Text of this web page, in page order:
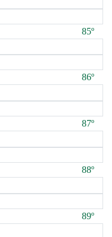
85º
86º
87º
88º
89º